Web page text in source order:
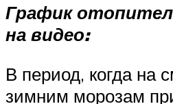
График
на видео:
В период, когда на
зимним морозам